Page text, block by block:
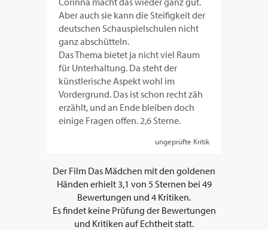
Aber auch sie kann die Steifigkeit der
deutschen Schauspielschulen nicht
ganz abschütteln.
Das Thema bietet ja nicht viel Raum
für Unterhaltung. Da steht der
künstlerische Aspekt wohl im
Vordergrund. Das ist schon recht zäh
erzählt, und an Ende bleiben doch
einige Fragen offen. 2,6 Sterne.
ungeprüfte Kritik
Der Film Das Mädchen mit den goldenen
Händen erhielt 3,1 von 5Sternen bei 49
Bewertungen und 4 Kritiken.
Es findet keine Prüfung der Bewertungen
und Kritiken auf Echtheit statt.